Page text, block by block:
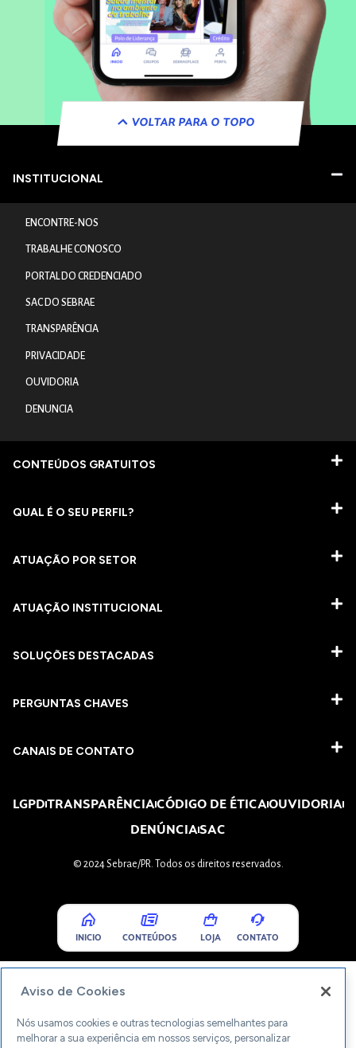
VOLTAR PARA O TOPO
INSTITUCIONAL
ENCONTRE-NOS
TRABALHE CONOSCO
PORTAL DO CREDENCIADO
SAC DO SEBRAE
TRANSPARÊNCIA
PRIVACIDADE
OUVIDORIA
DENUNCIA
CONTEÚDOS GRATUITOS
QUAL É O SEU PERFIL?
ATUAÇÃO POR SETOR
ATUAÇÃO INSTITUCIONAL
SOLUÇÕES DESTACADAS
PERGUNTAS CHAVES​
CANAIS DE CONTATO
LGPDTRANSPARÊNCIACÓDIGO DE ÉTICAOUVIDORIA
DENÚNCIASAC
© 2024 Sebrae/PR. Todos os direitos reservados.
INICIO CONTEÚDOS LOJA CONTATO
Aviso de Cookies
Nós usamos cookies e outras tecnologias semelhantes para
melhorar a sua experiência em nossos serviços, personalizar